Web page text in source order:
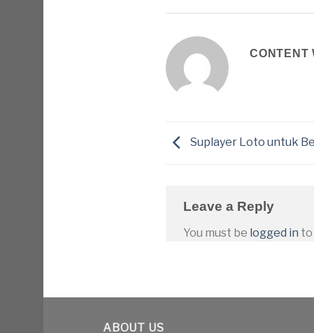
CONTENT
Suplayer Loto untuk
Leave a Reply
You must be logged in to
ABOUT US